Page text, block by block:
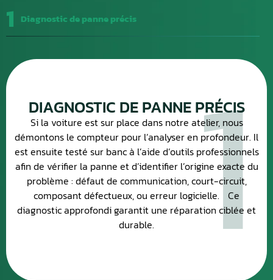
1 Diagnostic de panne précis
1
DIAGNOSTIC DE PANNE PRÉCIS
Si la voiture est sur place dans notre atelier, nous
démontons le compteur pour l’analyser en profondeur. Il
est ensuite testé sur banc à l’aide d’outils professionnels
afin de vérifier la panne et d’identifier l’origine exacte du
problème : défaut de communication, court-circuit,
composant défectueux, ou erreur logicielle. Ce
diagnostic approfondi garantit une réparation ciblée et
durable.